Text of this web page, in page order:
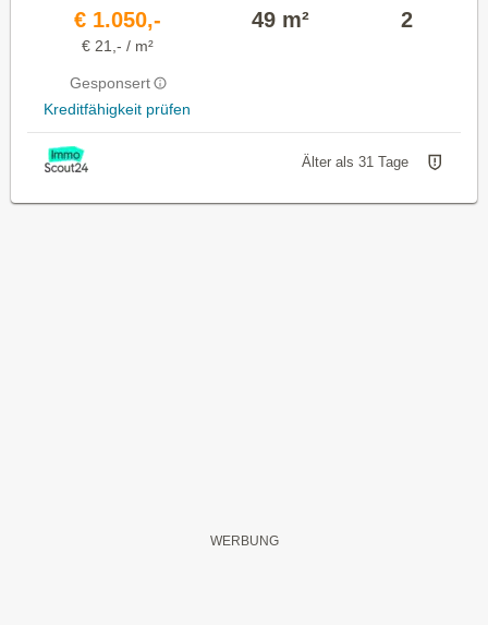
€ 1.050,-
€ 21,- / m²
Gesponsert
Kreditfähigkeit prüfen
49 m² 2
Älter als 31 Tage